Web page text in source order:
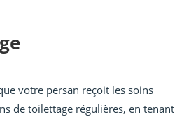
votre persan reçoit les soins
de toilettage régulières, en tenant